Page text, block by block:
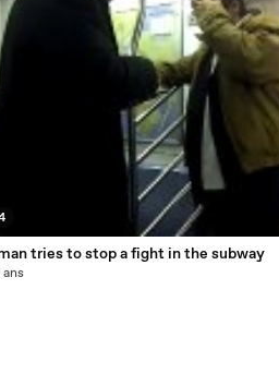
tries to stop a fight in the subway
ans